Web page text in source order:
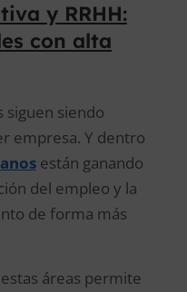
y RRHH:
con alta
siguen siendo
empresa. Y dentro
están ganando
del empleo y la
de forma más
áreas permite